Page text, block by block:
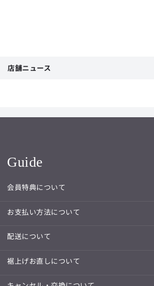
店舗ニュース
Guide
会員特典について
お支払い方法について
配送について
裾上げお直しについて